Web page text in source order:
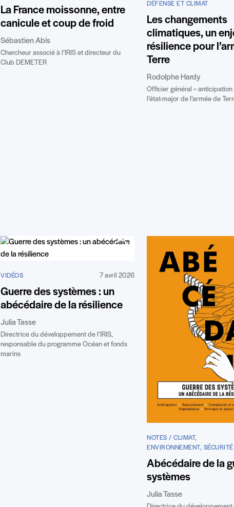
La France moissonne, entre
canicule et coup de froid
Sébastien Abis
Chercheur associé à l’IRIS et directeur du
Club DEMETER
DÉFENSE ET CLIMAT
Les changements
climatiques, un
résilience pour
Terre
Rodolphe Hardy
Officier général « anticipation
l’état-major de l’armée de
VIDÉOS 7 avril 2026
Guerre des systèmes : un
abécédaire de la résilience
Julia Tasse
Directrice du développement de l’IRIS,
responsable du programme Océan et fonds
marins
NOTES / CLIMAT,
ENVIRONNEMENT, SÉCURITÉ
Abécédaire de la
systèmes
Julia Tasse